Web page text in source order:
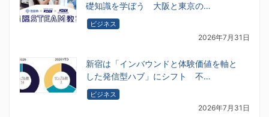
礎知識を学ぼう 大阪と東京の…
ビジネス
2026年7月31日
新宿は「インバウンドと体験価値を軸と
した発信型ハブ」にシフト 不…
ビジネス
2026年7月31日